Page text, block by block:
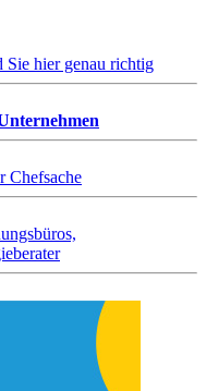
Sie hier genau richtig
Chefsache